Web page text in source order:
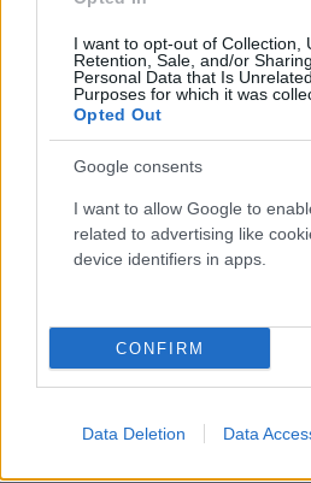
I want to opt-out of Collection,
Retention, Sale, and/or
Personal Data that Is
Purposes for which it was
Opted Out
Google consents
I want to allow Google to
related to advertising like
device identifiers in apps.
CONFIRM
Data Deletion Data
με το σύστημα
κατά του κορονοϊού COVID-
Σύστημα προγραμματισμού
εμβολιασμού κατά του
προκει-μένου να
εφαρμογής του Μητρώου
Ελληνικού Δημοσίου ή του
Συστήματος ΕΡΓΑΝΗ, οι
την κατάσταση του
νόσησής τους.